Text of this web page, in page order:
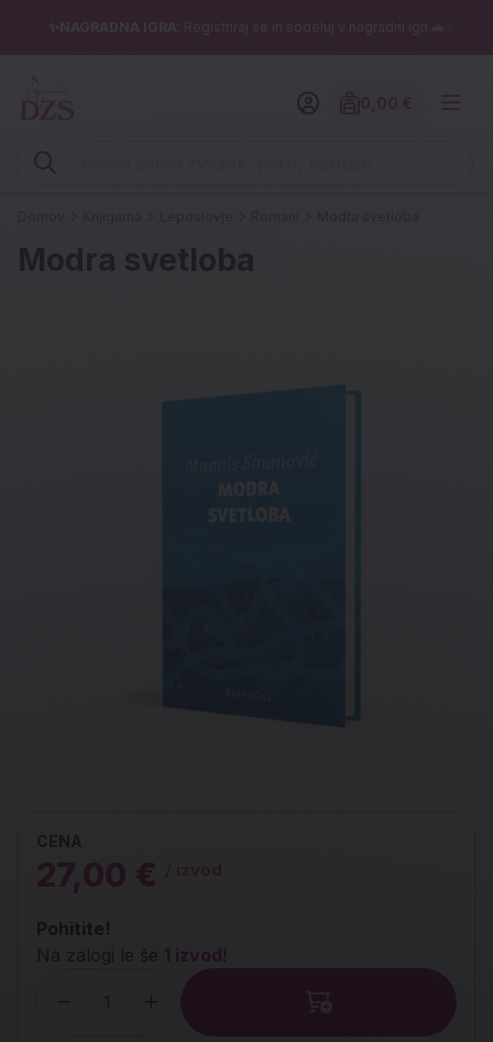
✨NAGRADNA IGRA : Registriraj se in sodeluj v nagradni igri 🚗✨
Vpišite iskalni niz (šolski zvezek, pero, kartuše ...)
Modra svetloba
CENA
27,00 €
Pohitite!
Na zalogi le še 1 izvod !